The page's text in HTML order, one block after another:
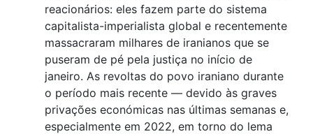
reacionários: eles fazem parte do sistema
capitalista-imperialista global e recentemente
massacraram milhares de iranianos que se
puseram de pé pela justiça no início de
janeiro. As revoltas do povo iraniano durante
o período mais recente — devido às graves
privações económicas nas últimas semanas e,
especialmente em 2022, em torno do lema